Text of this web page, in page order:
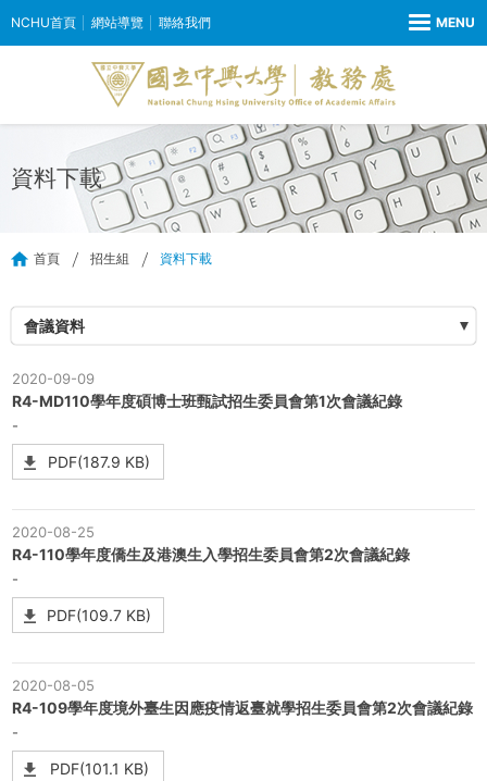
NCHU首頁 網站導覽 聯絡我們
資料下載
首頁 招生組 資料下載
會議資料
2020-09-09
R4-MD110學年度碩博士班甄試招生委員會第1次會議紀錄
-
PDF(187.9 KB)
2020-08-25
R4-110學年度僑生及港澳生入學招生委員會第2次會議紀錄
-
PDF(109.7 KB)
2020-08-05
R4-109學年度境外臺生因應疫情返臺就學招生委員會第2次會議紀錄
-
PDF(101.1 KB)